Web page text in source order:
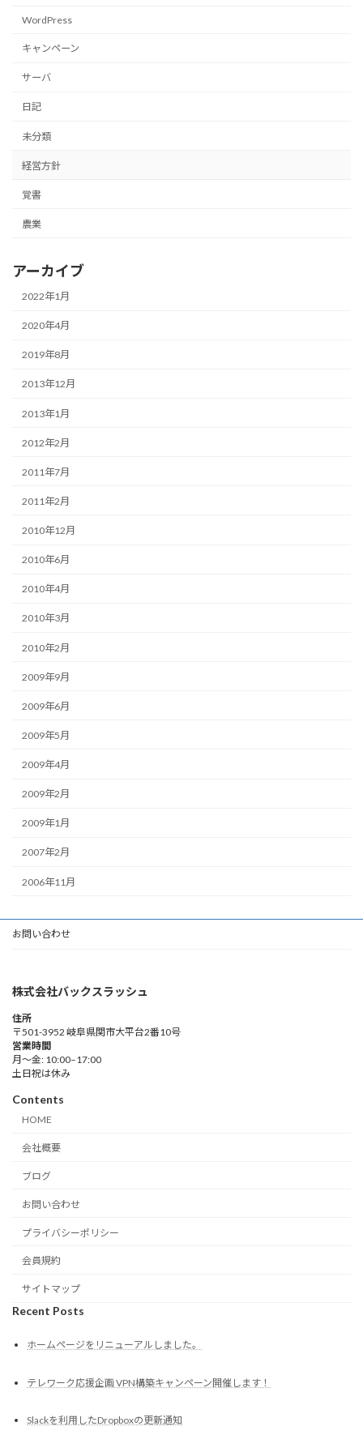
WordPress
キャンペーン
サーバ
日記
未分類
経営方針
覚書
農業
アーカイブ
2022年1月
2020年4月
2019年8月
2013年12月
2013年1月
2012年2月
2011年7月
2011年2月
2010年12月
2010年6月
2010年4月
2010年3月
2010年2月
2009年9月
2009年6月
2009年5月
2009年4月
2009年2月
2009年1月
2007年2月
2006年11月
お問い合わせ
株式会社バックスラッシュ
住所
〒501-3952 岐阜県関市大平台2番10号
営業時間
月～金: 10:00–17:00
土日祝は休み
Contents
HOME
会社概要
ブログ
お問い合わせ
プライバシーポリシー
会員規約
サイトマップ
Recent Posts
ホームページをリニューアルしました。
テレワーク応援企画 VPN構築キャンペーン開催します！
Slackを利用したDropboxの更新通知